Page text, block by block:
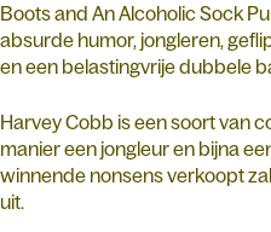
Boots and An Alcoholic Sock
absurde humor, jongleren,
en een belastingvrije dubbele
Harvey Cobb is een soort van
manier een jongleur en bijna
winnende nonsens verkoopt
uit.